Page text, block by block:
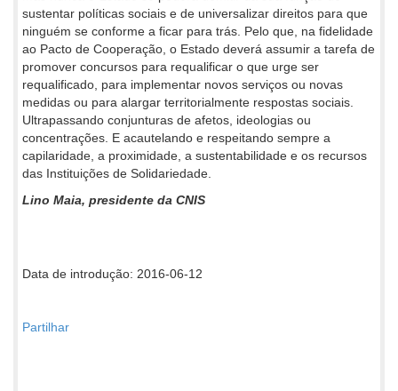
sustentar políticas sociais e de universalizar direitos para que
ninguém se conforme a ficar para trás. Pelo que, na fidelidade
ao Pacto de Cooperação, o Estado deverá assumir a tarefa de
promover concursos para requalificar o que urge ser
requalificado, para implementar novos serviços ou novas
medidas ou para alargar territorialmente respostas sociais.
Ultrapassando conjunturas de afetos, ideologias ou
concentrações. E acautelando e respeitando sempre a
capilaridade, a proximidade, a sustentabilidade e os recursos
das Instituições de Solidariedade.
Lino Maia, presidente da CNIS
Data de introdução: 2016-06-12
Partilhar